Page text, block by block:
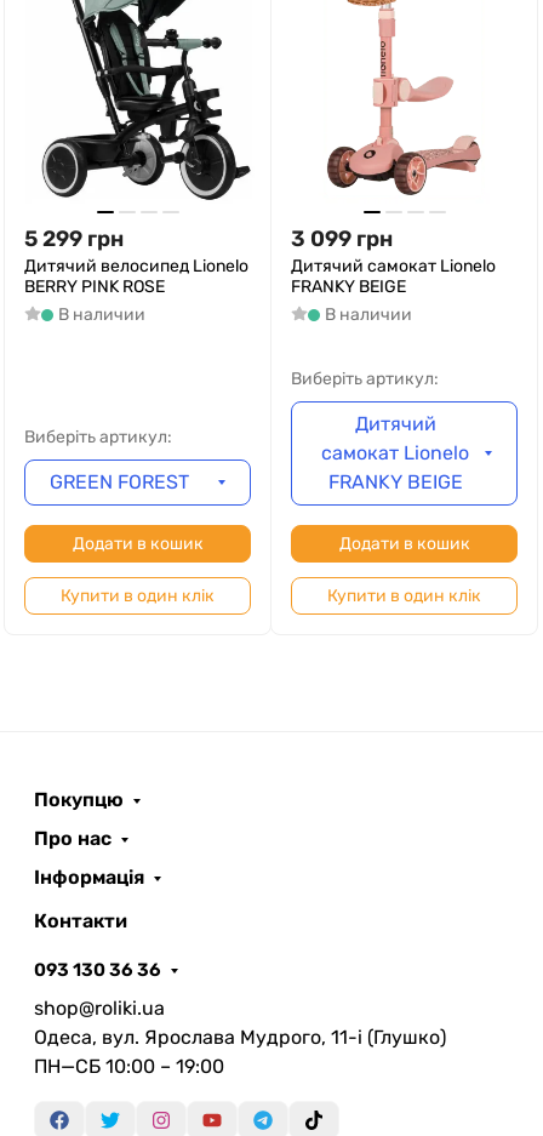
5 299 грн
Дитячий велосипед Lionelo
BERRY PINK ROSE
В наличии
Виберіть артикул:
GREEN FOREST
Додати в кошик
Купити в один клік
3 099 грн
Дитячий самокат Lionelo
FRANKY BEIGE
В наличии
Виберіть артикул:
Дитячий
самокат Lionelo
FRANKY BEIGE
Додати в кошик
Купити в один клік
Покупцю
Про нас
Інформація
Контакти
093 130 36 36
shop@roliki.ua
Одеса, вул. Ярослава Мудрого, 11-i (Глушко)
ПН—СБ 10:00 – 19:00